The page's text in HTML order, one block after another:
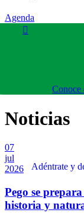
Agenda
Conoce
Adéntrate y
Noticias
07
jul
2026
Pego se
historia y